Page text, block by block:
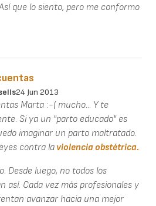
que lo siento, pero me conformo
24 Jun 2013
Marta :-( mucho... Y te
Si ya un "parto educado" es
imaginar un parto maltratado.
contra laviolencia obstétrica.
Desde luego, no todos los
así. Cada vez más profesionales y
avanzar hacia una mejor